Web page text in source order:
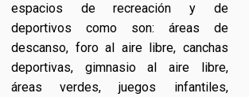
espacios de recreación y de
deportivos como son: áreas de
descanso, foro al aire libre, canchas
deportivas, gimnasio al aire libre,
áreas verdes, juegos infantiles,